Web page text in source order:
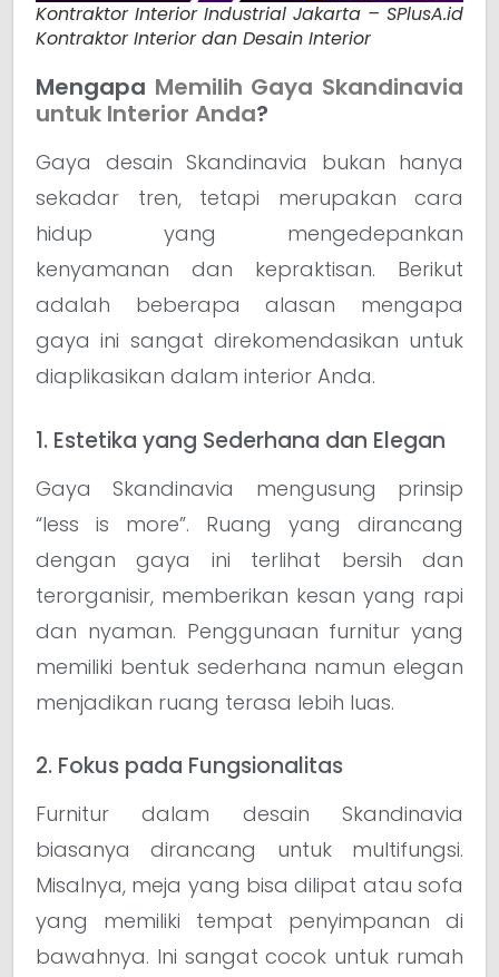
Kontraktor Interior Industrial Jakarta – SPlusA.id
Kontraktor Interior dan Desain Interior
Mengapa Memilih Gaya Skandinavia
untuk Interior Anda?
Gaya desain Skandinavia bukan hanya
sekadar tren, tetapi merupakan cara
hidup yang mengedepankan
kenyamanan dan kepraktisan. Berikut
adalah beberapa alasan mengapa
gaya ini sangat direkomendasikan untuk
diaplikasikan dalam interior Anda.
1. Estetika yang Sederhana dan Elegan
Gaya Skandinavia mengusung prinsip
“less is more”. Ruang yang dirancang
dengan gaya ini terlihat bersih dan
terorganisir, memberikan kesan yang rapi
dan nyaman. Penggunaan furnitur yang
memiliki bentuk sederhana namun elegan
menjadikan ruang terasa lebih luas.
2. Fokus pada Fungsionalitas
Furnitur dalam desain Skandinavia
biasanya dirancang untuk multifungsi.
Misalnya, meja yang bisa dilipat atau sofa
yang memiliki tempat penyimpanan di
bawahnya. Ini sangat cocok untuk rumah